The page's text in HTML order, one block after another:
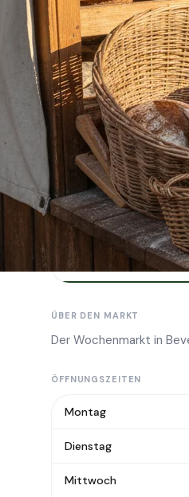
Markttage
Freitag
ÜBER DEN MARKT
Der Wochenmarkt in
ÖFFNUNGSZEITEN
Montag
Dienstag
Mittwoch